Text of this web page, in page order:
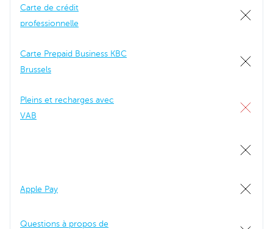
Carte de crédit
professionnelle
Carte Prepaid Business KBC
Brussels
Pleins et recharges avec
VAB
Apple Pay
Questions à propos de